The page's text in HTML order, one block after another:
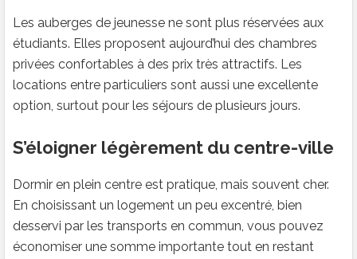
Les auberges de jeunesse ne sont plus réservées aux
étudiants. Elles proposent aujourd’hui des chambres
privées confortables à des prix très attractifs. Les
locations entre particuliers sont aussi une excellente
option, surtout pour les séjours de plusieurs jours.
S’éloigner légèrement du centre-ville
Dormir en plein centre est pratique, mais souvent cher.
En choisissant un logement un peu excentré, bien
desservi par les transports en commun, vous pouvez
économiser une somme importante tout en restant